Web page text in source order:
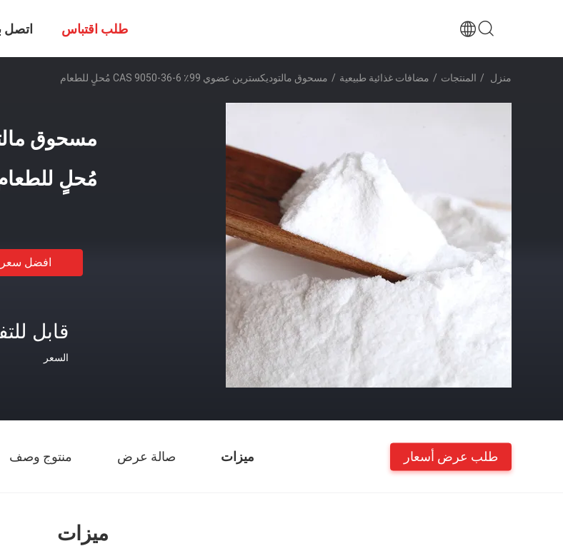
اتصل طلب اقتباس
منزل / المنتجات / مضافات غذائية طبيعية / مسحوق مالتوديكسترين عضوي 99٪ CAS 9050-36-6 مُحلٍ للطعام
مُحلٍ
افضل سعر
قابل
السعر
ميزات صالة عرض منتوج وصف طلب عرض أسعار
ميزات